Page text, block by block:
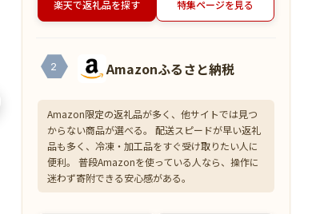
約50尾
量 業務用
あまえび ア
キュー 船上
【超目玉】ズワイガニ むき身 爪下 1kg
(解凍後800g) 蟹 かに 冷凍 訳あり 送料無
料 zkani2410
6,999 円～
まみ 送料無料
楽天で返礼品を探す 特集ページを見る
2 Amazonふるさと納税
Amazon限定の返礼品が多く、他サイトでは見つ
からない商品が選べる。 配送スピードが早い返礼
品も多く、冷凍・加工品をすぐ受け取りたい人に
便利。 普段Amazonを使っている人なら、操作に
迷わず寄附できる安心感がある。